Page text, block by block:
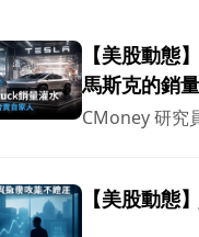
【美股動態
馬斯克的銷
CMoney 研究
【美股動態